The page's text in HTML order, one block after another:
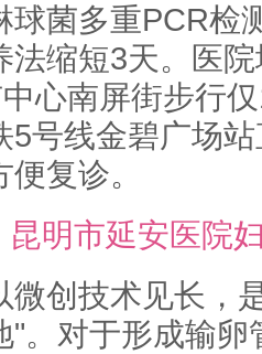
球菌多重PCR检
法缩短3天。医
心南屏街步行
5号线金碧广场
复诊。
昆明市延安医院
微创技术见长，
"。对于形成输卵